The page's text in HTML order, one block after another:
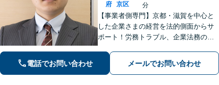
府 京区
分
【事業者側専門】京都・滋賀を中心と
した企業さまの経営を法的側面からサ
ポート！労務トラブル、企業法務のご
問題への対応を中心に、その他中小企
業法務について豊富な経験がありま
電話でお問い合わせ メールでお問い合わせ